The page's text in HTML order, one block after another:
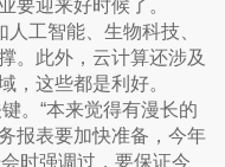
要迎来好时候了。
工智能、生物科技、
。此外，云计算还涉及
，这些都是利好。
。“本来觉得有漫长的
报表要加快准备，今年
时强调过，要保证今